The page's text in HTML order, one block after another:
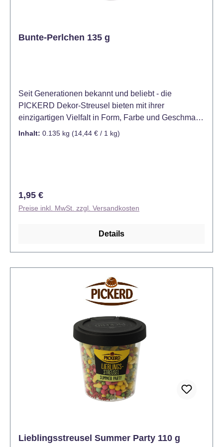
Bunte-Perlchen 135 g
Seit Generationen bekannt und beliebt - die
PICKERD Dekor-Streusel bieten mit ihrer
einzigartigen Vielfalt in Form, Farbe und Geschmack
für jeden Anlass die passende Dekoration. Mit den
fehlen darf. Hinweis: 15 - 25 °C; Kühl, trocken und
lichtgeschützt lagern.
Inhalt: 0.135 kg (14,44 € / 1 kg)
Regulärer Preis:
1,95 €
Preise inkl. MwSt. zzgl. Versandkosten
Details
Lieblingsstreusel Summer Party 110 g